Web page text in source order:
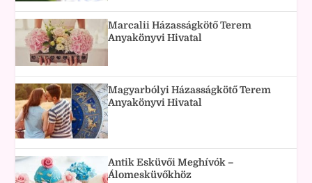
Marcalii Házasságkötő Terem
Anyakönyvi Hivatal
Magyarbólyi Házasságkötő Terem
Anyakönyvi Hivatal
Antik Esküvői Meghívók –
Álomesküvőkhöz